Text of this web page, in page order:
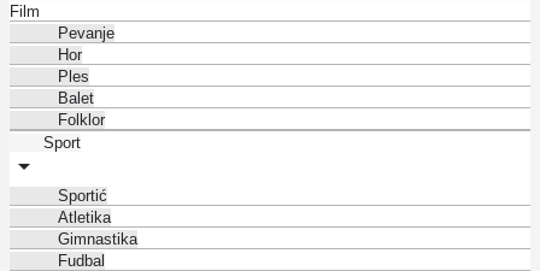
Film
Pevanje
Hor
Ples
Balet
Folklor
Sport
Sportić
Atletika
Gimnastika
Fudbal